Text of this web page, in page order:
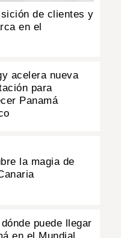
de clientes y
en el
acelera nueva
para
Panamá
la magia de
puede llegar
en el Mundial